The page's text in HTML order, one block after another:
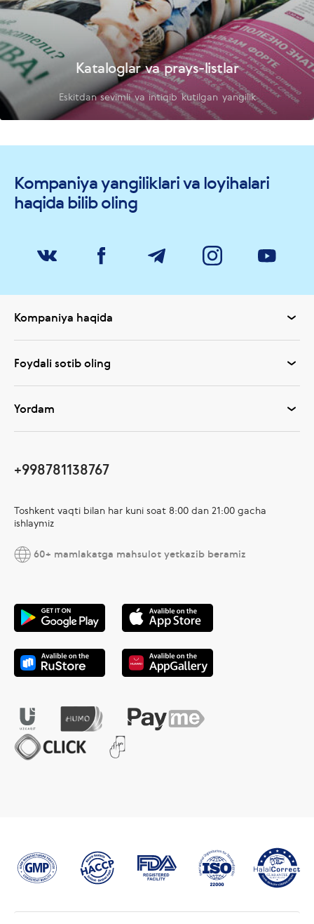
Kataloglar va prays-listlar
Eskitdan sevimli va intiqib kutilgan yangilik
Kompaniya yangiliklari va loyihalari
haqida bilib oling
Kompaniya haqida
Foydali sotib oling
Yordam
+998781138767
Toshkent vaqti bilan har kuni soat 8:00 dan 21:00 gacha
ishlaymiz
60+ mamlakatga mahsulot yetkazib beramiz